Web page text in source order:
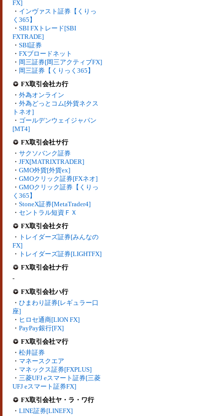
FX]
・ インヴァスト証券【くりっ
く365】
・ SBI FXトレード[SBI
FXTRADE]
・ SBI証券
・ FXブロードネット
・ 岡三証券[岡三アクティブFX]
・ 岡三証券【くりっく365】
FX取引会社カ行
・ 外為オンライン
・ 外為どっとコム[外貨ネクス
トネオ]
・ ゴールデンウェイジャパン
[MT4]
FX取引会社サ行
・ サクソバンク証券
・ JFX[MATRIXTRADER]
・ GMO外貨[外貨ex]
・ GMOクリック証券[FXネオ]
・ GMOクリック証券【くりっ
く365】
・ StoneX証券[MetaTrader4]
・ セントラル短資ＦＸ
FX取引会社タ行
・ トレイダーズ証券[みんなの
FX]
・ トレイダーズ証券[LIGHTFX]
FX取引会社ナ行
-
FX取引会社ハ行
・ ひまわり証券[レギュラー口
座]
・ ヒロセ通商[LION FX]
・ PayPay銀行[FX]
FX取引会社マ行
・ 松井証券
・ マネースクエア
・ マネックス証券[FXPLUS]
・ 三菱UFJ eスマート証券[三菱
UFJ eスマート証券FX]
FX取引会社ヤ・ラ・ワ行
・ LINE証券[LINEFX]